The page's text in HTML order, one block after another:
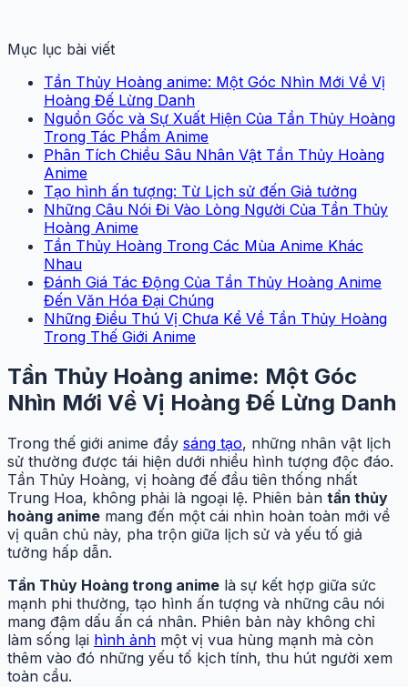
Mục lục bài viết
Tần Thủy Hoàng anime: Một Góc Nhìn Mới Về Vị
Hoàng Đế Lừng Danh
Nguồn Gốc và Sự Xuất Hiện Của Tần Thủy Hoàng
Trong Tác Phẩm Anime
Phân Tích Chiều Sâu Nhân Vật Tần Thủy Hoàng
Anime
Tạo hình ấn tượng: Từ Lịch sử đến Giả tưởng
Những Câu Nói Đi Vào Lòng Người Của Tần Thủy
Hoàng Anime
Tần Thủy Hoàng Trong Các Mùa Anime Khác
Nhau
Đánh Giá Tác Động Của Tần Thủy Hoàng Anime
Đến Văn Hóa Đại Chúng
Những Điều Thú Vị Chưa Kể Về Tần Thủy Hoàng
Trong Thế Giới Anime
Tần Thủy Hoàng anime: Một Góc
Nhìn Mới Về Vị Hoàng Đế Lừng Danh
Trong thế giới anime đầy sáng tạo, những nhân vật lịch
sử thường được tái hiện dưới nhiều hình tượng độc đáo.
Tần Thủy Hoàng, vị hoàng đế đầu tiên thống nhất
Trung Hoa, không phải là ngoại lệ. Phiên bản tần thủy
hoàng anime mang đến một cái nhìn hoàn toàn mới về
vị quân chủ này, pha trộn giữa lịch sử và yếu tố giả
tưởng hấp dẫn.
Tần Thủy Hoàng trong anime là sự kết hợp giữa sức
mạnh phi thường, tạo hình ấn tượng và những câu nói
mang đậm dấu ấn cá nhân. Phiên bản này không chỉ
làm sống lại hình ảnh một vị vua hùng mạnh mà còn
thêm vào đó những yếu tố kịch tính, thu hút người xem
toàn cầu.